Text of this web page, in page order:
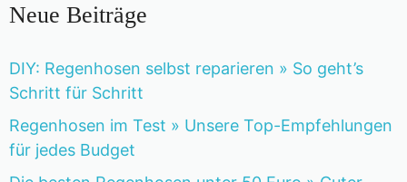
Neue Beiträge
DIY: Regenhosen selbst reparieren » So geht’s
Schritt für Schritt
Regenhosen im Test » Unsere Top-Empfehlungen
für jedes Budget